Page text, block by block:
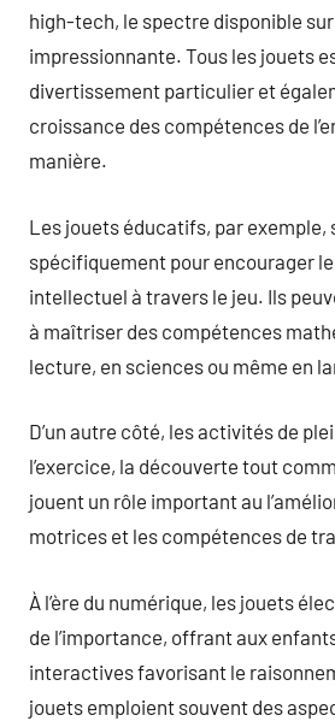
high-tech, le spectre disponible
impressionnante. Tous les jouets
divertissement particulier et
croissance des compétences de
manière.
Les jouets éducatifs, par exemple,
spécifiquement pour encourager
intellectuel à travers le jeu. Ils
à maîtriser des compétences
lecture, en sciences ou même en
D’un autre côté, les activités de
l’exercice, la découverte tout
jouent un rôle important au
motrices et les compétences de
À l’ère du numérique, les jouets
de l’importance, offrant aux
interactives favorisant le
jouets emploient souvent des